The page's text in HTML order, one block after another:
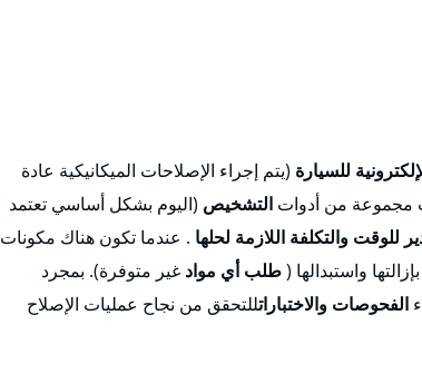
للسيارة (يتم إجراء الإصلاحات الميكانيكية عادة
مجموعة من أدوات التشخيص (اليوم بشكل أساسي تعتمد
للوقت والتكلفة اللازمة لحلها . عندما تكون هناك مكونات
واستبدالها (طلب أي مواد غير متوفرة). بمجرد
الفحوصات والاختباراتللتحقق من نجاح عمليات الإصلاح